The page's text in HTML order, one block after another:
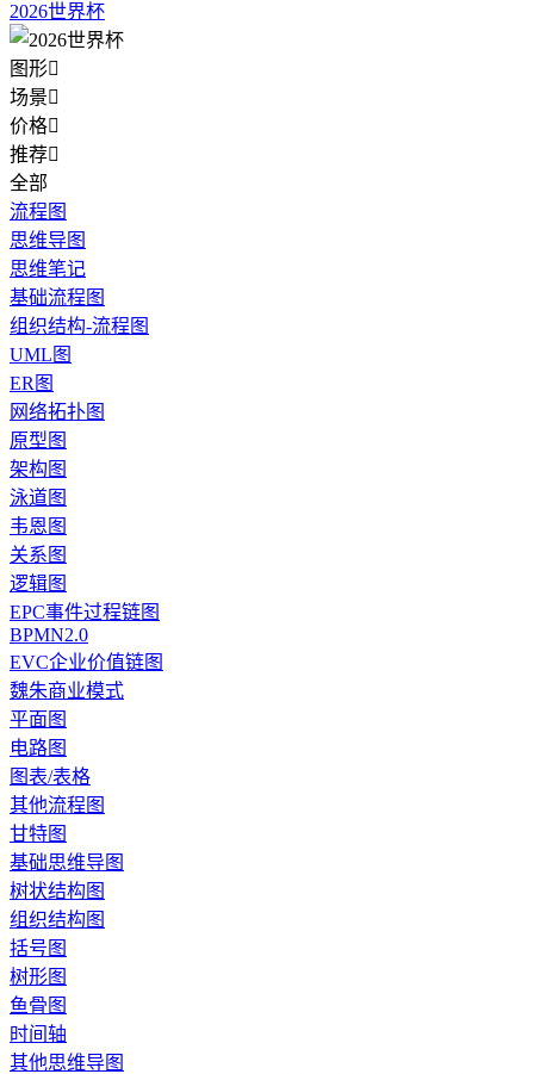
2026世界杯
图形
场景
价格
推荐
全部
流程图
思维导图
思维笔记
基础流程图
组织结构-流程图
UML图
ER图
网络拓扑图
原型图
架构图
泳道图
韦恩图
关系图
逻辑图
EPC事件过程链图
BPMN2.0
EVC企业价值链图
魏朱商业模式
平面图
电路图
图表/表格
其他流程图
甘特图
基础思维导图
树状结构图
组织结构图
括号图
树形图
鱼骨图
时间轴
其他思维导图